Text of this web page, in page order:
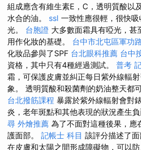
組成應含有維生素E，C，透明質酸以
水合的油。 ssl 一致性應很輕，很快
光。 台胞證 大多數面霜具有啞光，甚
用作化妝的基礎。 台中市北屯區軍功
化妝品參與了SPF 台北眼科推薦 台中
資格，其中只有4種經過測試。 普考
霜，可保護皮膚並糾正每日紫外線輻
象。 透明質酸和殺菌劑的奶油整天都
台北撥筋課程 暴露於紫外線輻射會對
炎，老年斑點和其他表現的狀況產生負
尋 外燴推薦 為了不面對這種後果，應
護面部。 記帳士 科目 該評分描述了面
在皮膚和太陽之間形成障礙物，可以